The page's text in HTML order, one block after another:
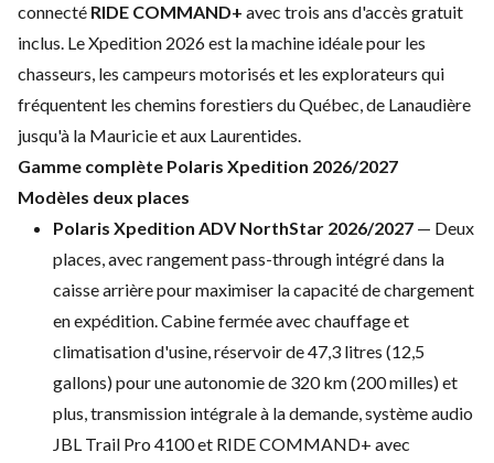
connecté RIDE COMMAND+ avec trois ans d'accès gratuit
inclus. Le Xpedition 2026 est la machine idéale pour les
chasseurs, les campeurs motorisés et les explorateurs qui
fréquentent les chemins forestiers du Québec, de Lanaudière
jusqu'à la Mauricie et aux Laurentides.
Gamme complète Polaris Xpedition 2026/2027
Modèles deux places
Polaris Xpedition ADV NorthStar 2026/2027 — Deux
places, avec rangement pass-through intégré dans la
caisse arrière pour maximiser la capacité de chargement
en expédition. Cabine fermée avec chauffage et
climatisation d'usine, réservoir de 47,3 litres (12,5
gallons) pour une autonomie de 320 km (200 milles) et
plus, transmission intégrale à la demande, système audio
JBL Trail Pro 4100 et RIDE COMMAND+ avec